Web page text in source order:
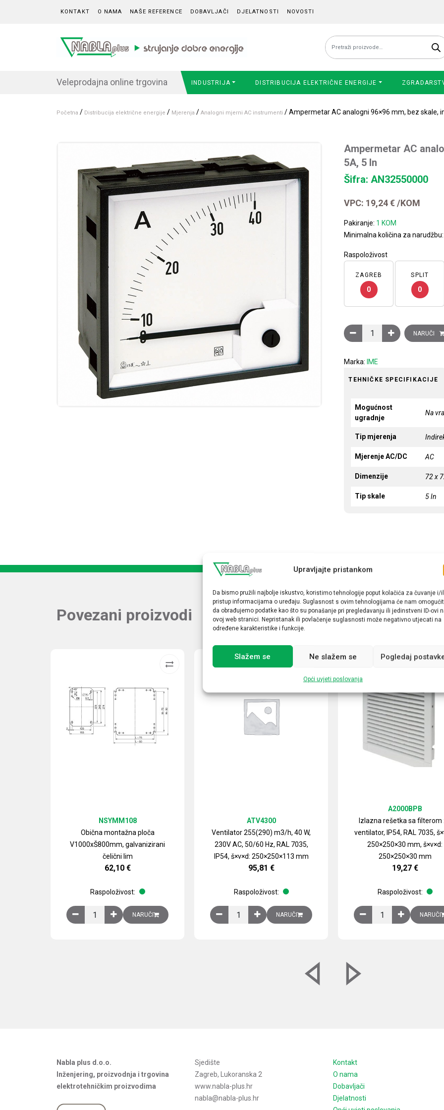
Upravljajte pristankom
Da bismo pružili najbolje iskustvo, koristimo tehnologije poput kolačića za čuvanje i/
pristup informacijama o uređaju. Suglasnost s ovim tehnologijama će nam
da obrađujemo podatke kao što su ponašanje pri pregledavanju ili jedinstveni ID-ovi
ovoj web stranici. Nepristanak ili povlačenje suglasnosti može negativno utjecati na
određene karakteristike i funkcije.
Slažem se Ne slažem se Pogledaj
Opći uvjeti poslovanja
KONTAKT O NAMA NAŠE REFERENCE DOBAVLJAČI DJELATNOSTI NOVOSTI
Pretraži:
Veleprodajna online trgovina INDUSTRIJA DISTRIBUCIJA ELEKTRIČNE ENERGIJE
Početna / Distribucija električne energije / Mjerenja / Analogni mjerni AC instrumenti / Ampermetar AC analogni 96×96 mm, bez skale,
Ampermetar AC
5A, 5 In
Šifra: AN32550000
VPC: 19,24€ /KOM
Pakiranje: 1 KOM
Minimalna količina za narudžbu:
Raspoloživost
ZAGREB
0
SPLIT
0
Ampermetar ACNARUČI
Marka: IME
TEHNIČKE SPECIFIKACIJE
Mogućnost
ugradnje
Na
Tip mjerenja
Mjerenje AC/DC AC
Dimenzije 72 x
Tip skale 5 In
Povezani proizvodi
Obična montažna ploča
V1000xŠ800mm, galvanizirani
čelični lim
NSYMM108
62,10 €
Raspoloživost:
Obična montažna ploča V1000xŠ800mm, galvanizirani čelični lim količina
NARUČI
Ventilator 255(290) m3/h, 40 W,
230V AC, 50/60 Hz, RAL 7035,
IP54, š×v×d: 250×250×113 mm
ATV4300
95,81 €
Raspoloživost:
Ventilator 255(290) m3/h, 40 W, 230V AC, 50/60 Hz, RAL 7035,
NARUČI
Izlazna rešetka sa filterom
ventilator, IP54, RAL 7035,
250×250×30 mm, š×v×d:
250×250×30 mm
A2000BPB
19,27 €
Raspoloživost:
Izlazna rešetka saNARUČI
Nabla plus d.o.o.
Inženjering, proizvodnja i trgovina
elektrotehničkim proizvodima
Sjedište
Zagreb, Lukoranska 2
www.nabla-plus.hr
nabla@nabla-plus.hr
Kontakt
O nama
Dobavljači
Djelatnosti